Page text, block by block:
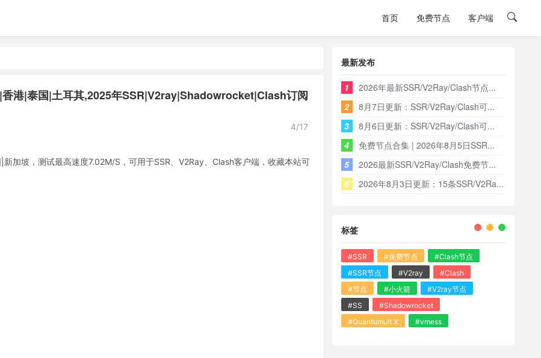
首页 免费节点 客户端
港|泰国|土耳其,2025年SSR|V2ray|Shadowrocket|Clash订阅
4/17
加坡，测试最高速度7.02M/S，可用于SSR、V2Ray、Clash客户端，收藏本站可
最新发布
1
2026年最新SSR/V2Ray/Clash节点...
2
8月7日更新：SSR/V2Ray/Clash可...
3
8月6日更新：SSR/V2Ray/Clash可...
4
免费节点合集 | 2026年8月5日SSR...
5
2026最新SSR/V2Ray/Clash免费节...
6
2026年8月3日更新：15条SSR/V2Ra...
标签
#SSR #免费节点
#Clash节点
#SSR节点
#V2ray
#Clash
#节点
#小火箭
#V2ray节点
#SS
#Shadowrocket
#Quantumult X
#vmess